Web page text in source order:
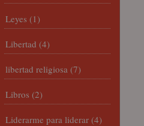
Leyes (1)
Libertad (4)
libertad religiosa (7)
Libros (2)
Liderarme para liderar (4)